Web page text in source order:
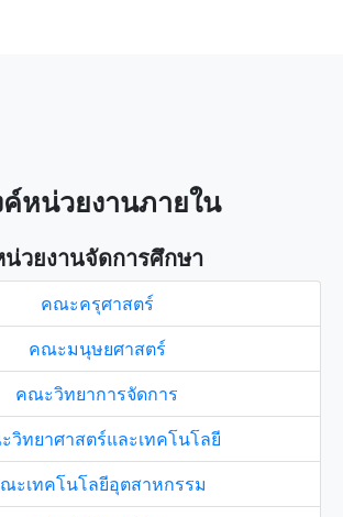
ค์หน่วยงานภายใน
น่วยงานจัดการศึกษา
คณะครุศาสตร์
คณะมนุษยศาสตร์
คณะวิทยาการจัดการ
วิทยาศาสตร์และเทคโนโลยี
ะเทคโนโลยีอุตสาหกรรม